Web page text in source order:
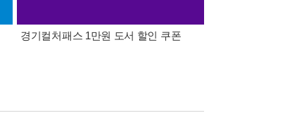
경기컬처패스 1만원 도서 할인 쿠폰